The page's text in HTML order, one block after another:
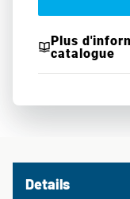
Plus
catalogue
Details